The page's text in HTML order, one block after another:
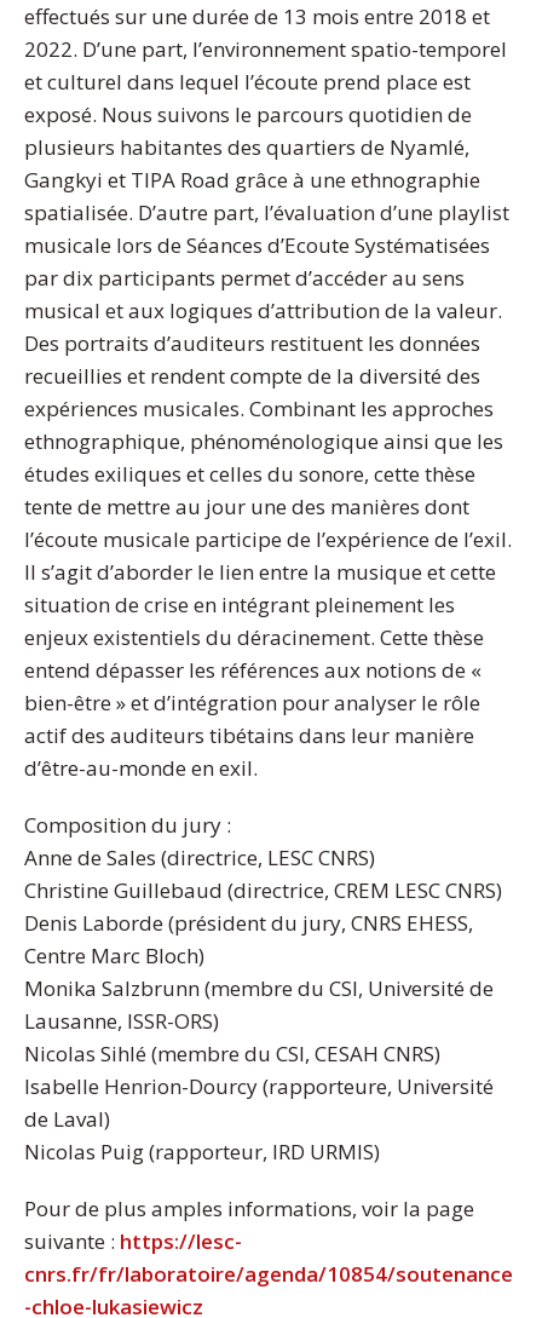
effectués sur une durée de 13 mois entre 2018 et
2022. D’une part, l’environnement spatio-temporel
et culturel dans lequel l’écoute prend place est
exposé. Nous suivons le parcours quotidien de
plusieurs habitantes des quartiers de Nyamlé,
Gangkyi et TIPA Road grâce à une ethnographie
spatialisée. D’autre part, l’évaluation d’une playlist
musicale lors de Séances d’Ecoute Systématisées
par dix participants permet d’accéder au sens
musical et aux logiques d’attribution de la valeur.
Des portraits d’auditeurs restituent les données
recueillies et rendent compte de la diversité des
expériences musicales. Combinant les approches
ethnographique, phénoménologique ainsi que les
études exiliques et celles du sonore, cette thèse
tente de mettre au jour une des manières dont
l’écoute musicale participe de l’expérience de l’exil.
Il s’agit d’aborder le lien entre la musique et cette
situation de crise en intégrant pleinement les
enjeux existentiels du déracinement. Cette thèse
entend dépasser les références aux notions de «
bien-être » et d’intégration pour analyser le rôle
actif des auditeurs tibétains dans leur manière
d’être-au-monde en exil.
Composition du jury :
Anne de Sales (directrice, LESC CNRS)
Christine Guillebaud (directrice, CREM LESC CNRS)
Denis Laborde (président du jury, CNRS EHESS,
Centre Marc Bloch)
Monika Salzbrunn (membre du CSI, Université de
Lausanne, ISSR-ORS)
Nicolas Sihlé (membre du CSI, CESAH CNRS)
Isabelle Henrion-Dourcy (rapporteure, Université
de Laval)
Nicolas Puig (rapporteur, IRD URMIS)
Pour de plus amples informations, voir la page
suivante : https://lesc-
cnrs.fr/fr/laboratoire/agenda/10854/soutenance
-chloe-lukasiewicz